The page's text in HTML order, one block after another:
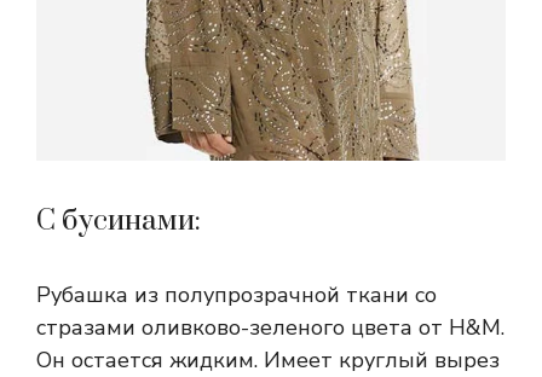
С бусинами:
Рубашка из полупрозрачной ткани со
стразами оливково-зеленого цвета от H&M.
Он остается жидким. Имеет круглый вырез